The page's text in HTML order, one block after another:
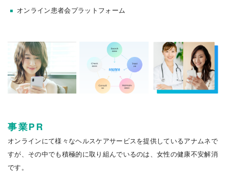
オンライン患者会プラットフォーム
事業PR
オンラインにて様々なヘルスケアサービスを提供しているアナムネで
すが、その中でも積極的に取り組んでいるのは、女性の健康不安解消
です。